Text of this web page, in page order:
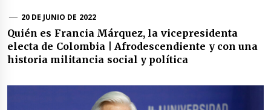
20 DE JUNIO DE 2022
Quién es Francia Márquez, la vicepresidenta
electa de Colombia | Afrodescendiente y con una
historia militancia social y política